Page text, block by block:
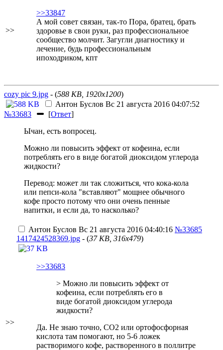
>>
>>33847
А мой совет связан, так-то Пора, братец, брать
здоровье в свои руки, раз профессиональное
сообщество молчит. Загугли диагностику и
лечение, будь профессиональным
ипоходриком, кпт
cozy pic 9.jpg - (588 KB, 1920x1200)
Антон Буслов Вс 21 августа 2016 04:07:52
№33683
[Ответ]
Ычан, есть вопросец.
Можно ли повысить эффект от кофеина, если
потреблять его в виде богатой диоксидом углерода
жидкости?
Перевод: может ли так сложиться, что кока-кола
или пепси-кола "вставляют" мощнее обычного
кофе просто потому что они очень пенные
напитки, и если да, то насколько?
>>
Антон Буслов Вс 21 августа 2016 04:40:16 №33685
1417424528369.jpg - (37 KB, 316x479)
>>33683
> Можно ли повысить эффект от
кофеина, если потреблять его в
виде богатой диоксидом углерода
жидкости?
Да. Не знаю точно, CO2 или ортофосфорная
кислота там помогают, но 5-6 ложек
растворимого кофе, растворенного в поллитре